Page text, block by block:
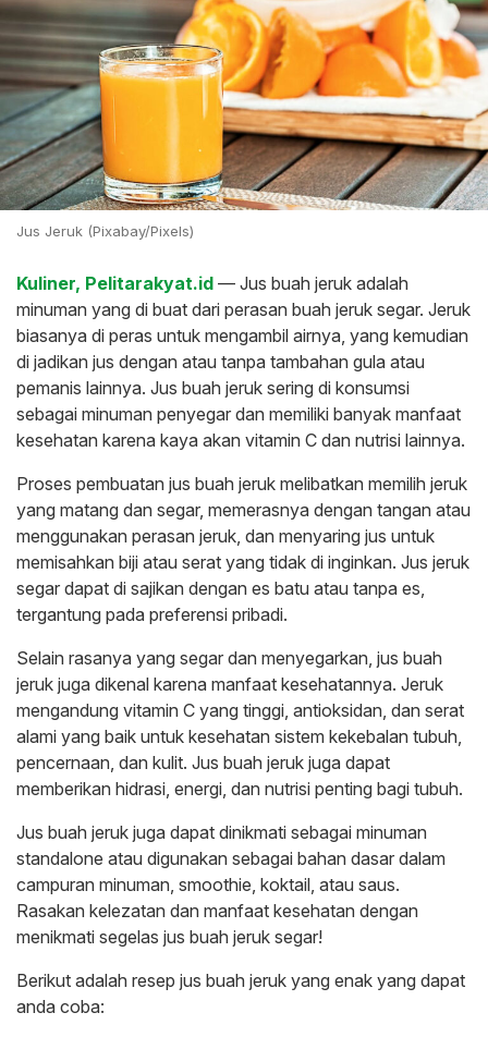
Jus Jeruk (Pixabay/Pixels)
Kuliner, Pelitarakyat.id — Jus buah jeruk adalah
minuman yang di buat dari perasan buah jeruk segar. Jeruk
biasanya di peras untuk mengambil airnya, yang kemudian
di jadikan jus dengan atau tanpa tambahan gula atau
pemanis lainnya. Jus buah jeruk sering di konsumsi
sebagai minuman penyegar dan memiliki banyak manfaat
kesehatan karena kaya akan vitamin C dan nutrisi lainnya.
Proses pembuatan jus buah jeruk melibatkan memilih jeruk
yang matang dan segar, memerasnya dengan tangan atau
menggunakan perasan jeruk, dan menyaring jus untuk
memisahkan biji atau serat yang tidak di inginkan. Jus jeruk
segar dapat di sajikan dengan es batu atau tanpa es,
tergantung pada preferensi pribadi.
Selain rasanya yang segar dan menyegarkan, jus buah
jeruk juga dikenal karena manfaat kesehatannya. Jeruk
mengandung vitamin C yang tinggi, antioksidan, dan serat
alami yang baik untuk kesehatan sistem kekebalan tubuh,
pencernaan, dan kulit. Jus buah jeruk juga dapat
memberikan hidrasi, energi, dan nutrisi penting bagi tubuh.
Jus buah jeruk juga dapat dinikmati sebagai minuman
standalone atau digunakan sebagai bahan dasar dalam
campuran minuman, smoothie, koktail, atau saus.
Rasakan kelezatan dan manfaat kesehatan dengan
menikmati segelas jus buah jeruk segar!
Berikut adalah resep jus buah jeruk yang enak yang dapat
anda coba: